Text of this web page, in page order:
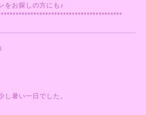
をお探しの方にも♪
し暑い一日でした。